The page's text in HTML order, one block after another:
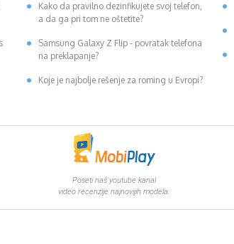
Kako da pravilno dezinfikujete svoj telefon,
a da ga pri tom ne oštetite?
Samsung Galaxy Z Flip - povratak telefona
na preklapanje?
Koje je najbolje rešenje za roming u Evropi?
Poseti naš youtube kanal
video recenzije najnovijih modela.